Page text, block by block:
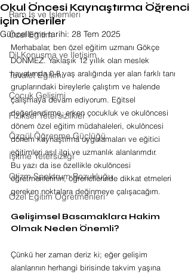
Ram İş ve İşlemleri
Özel Eğitim
Dil Konuşma ve İletişim
Tuvalet Eğitimi
Çocuk Gelişimi
Fiziksel Yetersizlikler
Özgül Öğrenme Güçlüğü
İşitme Yetersizliği
Otizm Spektrum Bozukluğu
Özel Eğitim Öğretmenleri
Okul Öncesi Kaynaştırma Öğrenci
için Öneriler
Güncelleme tarihi: 28 Tem 2025
Merhabalar, ben özel eğitim uzmanı Gökçe
DÖNMEZ. Yaklaşık 12 yıllık olan meslek
hayatımda 0-8 yaş aralığında yer alan farklı tanı
gruplarındaki bireylerle çalıştım ve halende
çalışmaya devam ediyorum. Eğitsel
değerlendirme, erken çocukluk ve okulöncesi
dönem özel eğitim müdahaleleri, okulöncesi
dönem kaynaştırma uygulamaları ve eğitici
eğitimleri asıl ilgi ve uzmanlık alanlarımdır.
Bu yazı da ise özellikle okulöncesi
öğretmenlerinin, öğrencilerinde dikkat etmeleri
gereken noktalara değinmeye çalışacağım.
Gelişimsel Basamaklara Hakim
Olmak Neden Önemli?
Çünkü her zaman deriz ki; eğer gelişim
alanlarının herhangi birisinde takvim yaşına